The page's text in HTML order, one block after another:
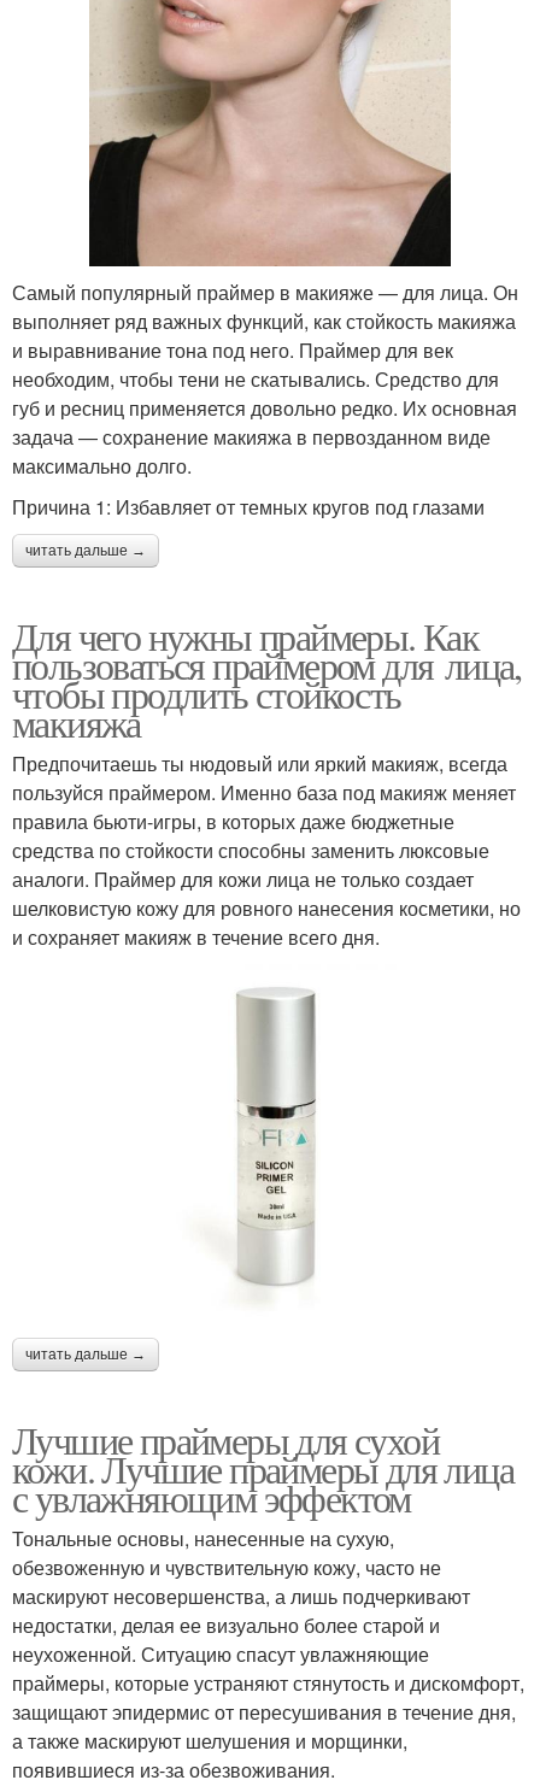
Самый популярный праймер в макияже — для лица. Он
выполняет ряд важных функций, как стойкость макияжа
и выравнивание тона под него. Праймер для век
необходим, чтобы тени не скатывались. Средство для
губ и ресниц применяется довольно редко. Их основная
задача — сохранение макияжа в первозданном виде
максимально долго.
Причина 1: Избавляет от темных кругов под глазами
читать дальше →
Для чего нужны праймеры. Как
пользоваться праймером для лица,
чтобы продлить стойкость
макияжа
Предпочитаешь ты нюдовый или яркий макияж, всегда
пользуйся праймером. Именно база под макияж меняет
правила бьюти-игры, в которых даже бюджетные
средства по стойкости способны заменить люксовые
аналоги. Праймер для кожи лица не только создает
шелковистую кожу для ровного нанесения косметики, но
и сохраняет макияж в течение всего дня.
читать дальше →
Лучшие праймеры для сухой
кожи. Лучшие праймеры для лица
с увлажняющим эффектом
Тональные основы, нанесенные на сухую,
обезвоженную и чувствительную кожу, часто не
маскируют несовершенства, а лишь подчеркивают
недостатки, делая ее визуально более старой и
неухоженной. Ситуацию спасут увлажняющие
праймеры, которые устраняют стянутость и дискомфорт,
защищают эпидермис от пересушивания в течение дня,
а также маскируют шелушения и морщинки,
появившиеся из-за обезвоживания.